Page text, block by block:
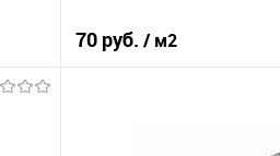
70 руб. / м2